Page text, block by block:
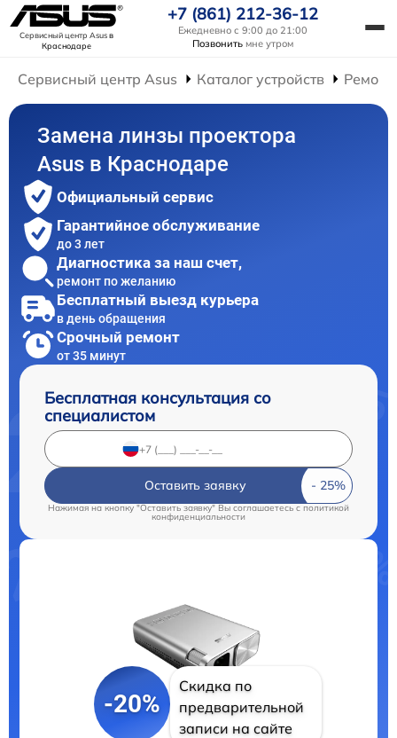
Сервисный центр Asusв
Краснодаре
+7 (861) 212-36-12
Ежедневно с 9:00 до 21:00
Позвонить мне утром
Сервисный центр Asus Каталог устройств
Замена линзы проектора
Asus в Краснодаре
Официальный сервис
Гарантийное обслуживание
до 3 лет
Диагностика за наш счет,
ремонт по желанию
Бесплатный выезд курьера
в день обращения
Срочный ремонт
от 35 минут
Бесплатная консультация со
специалистом
Оставить заявку
Нажимая на кнопку "Оставить заявку" Вы соглашаетесь c политикой
конфиденциальности
-20%
Скидка по
предварительной
записи на сайте